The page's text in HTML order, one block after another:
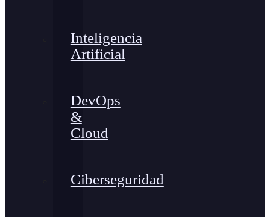
Inteligencia
Artificial
DevOps
&
Cloud
Ciberseguridad